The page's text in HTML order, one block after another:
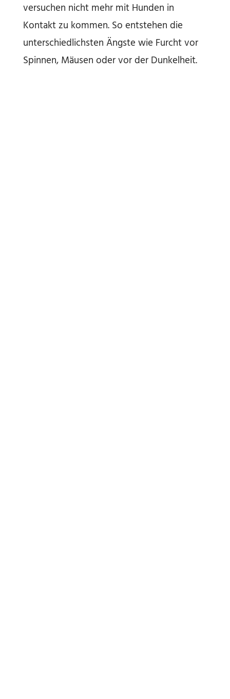
versuchen nicht mehr mit Hunden in
Kontakt zu kommen. So entstehen die
unterschiedlichsten Ängste wie Furcht vor
Spinnen, Mäusen oder vor der Dunkelheit.